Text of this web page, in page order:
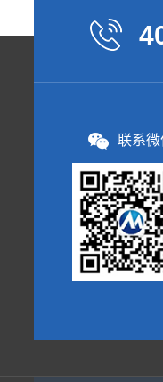
联系微